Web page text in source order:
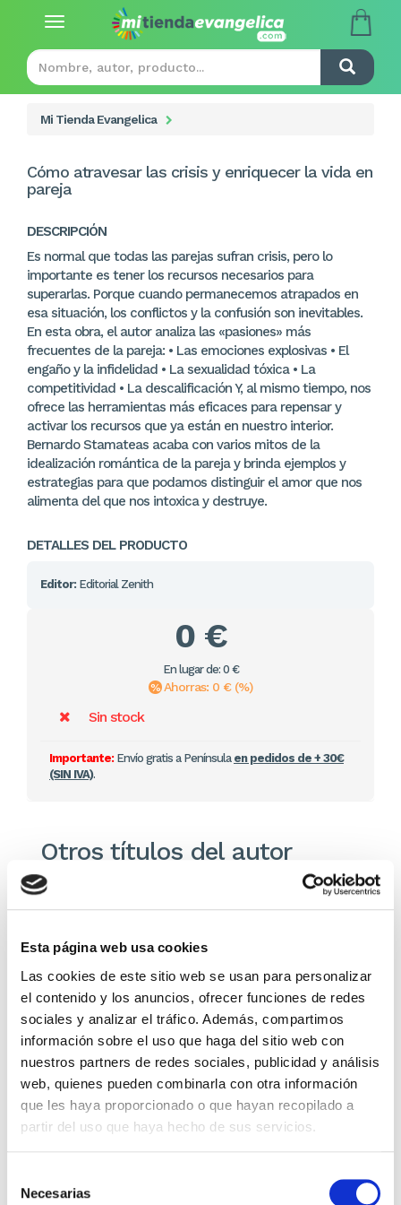
Esta página web usa cookies
Las cookies de este sitio web se usan para personalizar
el contenido y los anuncios, ofrecer funciones de redes
sociales y analizar el tráfico. Además, compartimos
información sobre el uso que haga del sitio web con
nuestros partners de redes sociales, publicidad y análisis
web, quienes pueden combinarla con otra información
que les haya proporcionado o que hayan recopilado a
partir del uso que haya hecho de sus servicios.
Necesarias
Toggle
Mi Tienda Evangelica
Cómo atravesar las crisis y enriquecer la vida en
pareja
DESCRIPCIÓN
Es normal que todas las parejas sufran crisis, pero lo
importante es tener los recursos necesarios para
superarlas. Porque cuando permanecemos atrapados en
esa situación, los conflictos y la confusión son inevitables.
En esta obra, el autor analiza las «pasiones» más
frecuentes de la pareja: • Las emociones explosivas • El
engaño y la infidelidad • La sexualidad tóxica • La
competitividad • La descalificación Y, al mismo tiempo, nos
ofrece las herramientas más eficaces para repensar y
activar los recursos que ya están en nuestro interior.
Bernardo Stamateas acaba con varios mitos de la
idealización romántica de la pareja y brinda ejemplos y
estrategias para que podamos distinguir el amor que nos
alimenta del que nos intoxica y destruye.
DETALLES DEL PRODUCTO
Editor: Editorial Zenith
0 €
En lugar de: 0 €
Ahorras: 0 € (%)
Sin stock
Importante:Envío gratis a Península en pedidos de + 30€
(SIN IVA).
Otros títulos del autor
El diario de Álex 3: ¡Álex,
cámara y acción!
Miguel Ángel Gómez & Pedro
9,99€
Gente Común Perdidos y
Hallados
Max Lucado